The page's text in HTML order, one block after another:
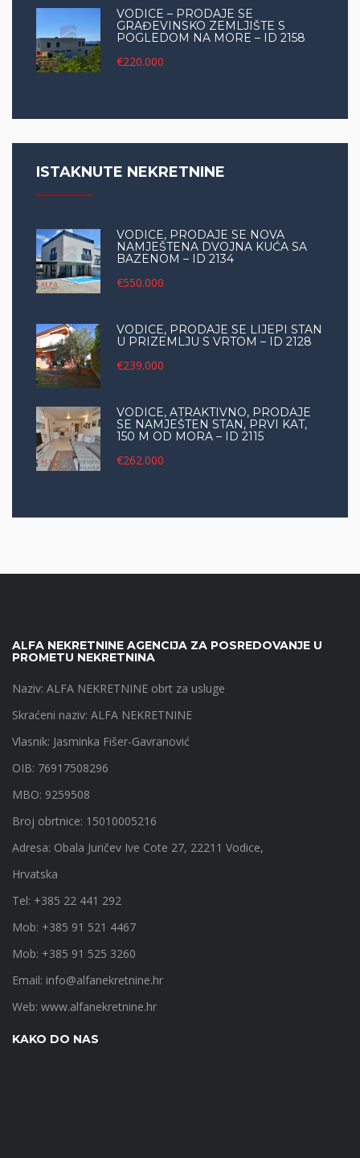
VODICE – PRODAJE SE
GRAĐEVINSKO ZEMLJIŠTE S
POGLEDOM NA MORE – ID 2158
€220.000
ISTAKNUTE NEKRETNINE
VODICE, PRODAJE SE NOVA
NAMJEŠTENA DVOJNA KUĆA SA
BAZENOM – ID 2134
€550.000
VODICE, PRODAJE SE LIJEPI STAN
U PRIZEMLJU S VRTOM – ID 2128
€239.000
VODICE, ATRAKTIVNO, PRODAJE
SE NAMJEŠTEN STAN, PRVI KAT,
150 M OD MORA – ID 2115
€262.000
ALFA NEKRETNINE AGENCIJA ZA POSREDOVANJE U
PROMETU NEKRETNINA
Naziv: ALFA NEKRETNINE obrt za usluge
Skraćeni naziv: ALFA NEKRETNINE
Vlasnik: Jasminka Fišer-Gavranović
OIB: 76917508296
MBO: 9259508
Broj obrtnice: 15010005216
Adresa: Obala Juričev Ive Cote 27, 22211 Vodice,
Hrvatska
Tel: +385 22 441 292
Mob: +385 91 521 4467
Mob: +385 91 525 3260
Email: info@alfanekretnine.hr
Web: www.alfanekretnine.hr
KAKO DO NAS